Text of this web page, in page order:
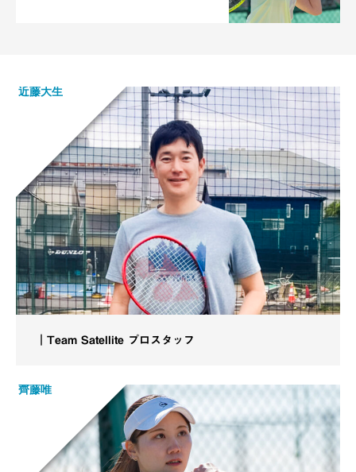
近藤大生
｜Team Satellite プロスタッフ
齊藤唯